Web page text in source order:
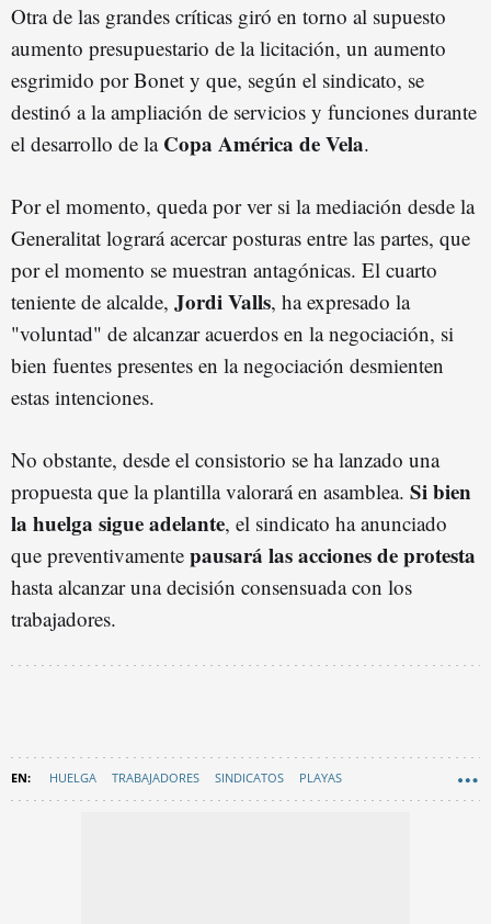
Otra de las grandes críticas giró en torno al supuesto
aumento presupuestario de la licitación, un aumento
esgrimido por Bonet y que, según el sindicato, se
destinó a la ampliación de servicios y funciones durante
el desarrollo de la Copa América de Vela.
Por el momento, queda por ver si la mediación desde la
Generalitat logrará acercar posturas entre las partes, que
por el momento se muestran antagónicas. El cuarto
teniente de alcalde, Jordi Valls, ha expresado la
"voluntad" de alcanzar acuerdos en la negociación, si
bien fuentes presentes en la negociación desmienten
estas intenciones.
No obstante, desde el consistorio se ha lanzado una
propuesta que la plantilla valorará en asamblea. Si bien
la huelga sigue adelante, el sindicato ha anunciado
que preventivamente pausará las acciones de protesta
hasta alcanzar una decisión consensuada con los
trabajadores.
HUELGA TRABAJADORES SINDICATOS PLAYAS